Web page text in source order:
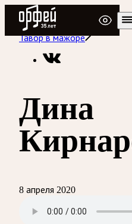
Радио Орфей
Радио классической
Тавор в мажоре
Дина
8 апреля 2020